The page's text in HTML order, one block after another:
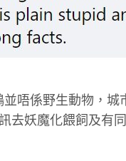
唔係野生動物，
去妖魔化餵飼及有